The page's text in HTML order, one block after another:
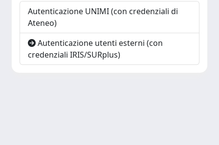
Autenticazione UNIMI (con credenziali di
Ateneo)
Autenticazione utenti esterni (con
credenziali IRIS/SURplus)